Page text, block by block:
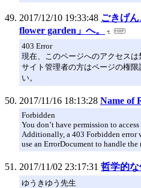
2017/12/10 19:33:48 ごきげ
flower garden」へ。
403 Error
現在、このページへのアクセスは
サイト管理者の方はページの権
い。
2017/11/16 18:13:28 Name of
Forbidden
You don’t have permission to
Additionally, a 403 Forbidden error
use an ErrorDocument to handle the
2017/11/02 23:17:31 哲学的
ゆうきゆう先生